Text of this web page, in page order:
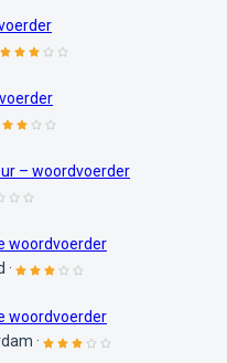
– woordvoerder
woordvoerder
·
woordvoerder
·